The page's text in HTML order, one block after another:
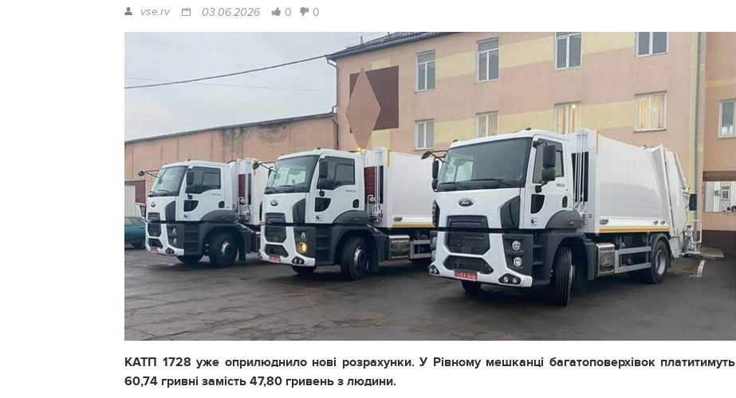
vse.rv 03.06.2026 0 0
КАТП 1728 уже оприлюднило нові розрахунки. У Рівному мешканці багатоповерхівок платитимуть
60,74 гривні замість 47,80 гривень з людини.